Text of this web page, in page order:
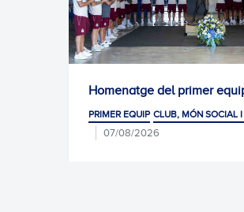
primer equip a Dani Jarque
MÓN SOCIAL I AFICIÓ